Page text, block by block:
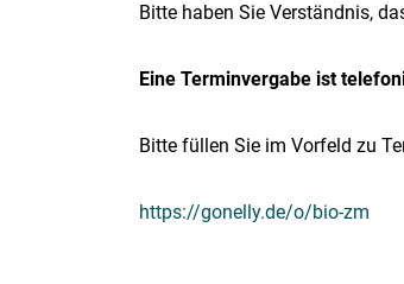
Bitte haben Sie Verständnis,
Eine Terminvergabe ist
Bitte füllen Sie im Vorfeld zu
https://gonelly.de/o/bio-zm